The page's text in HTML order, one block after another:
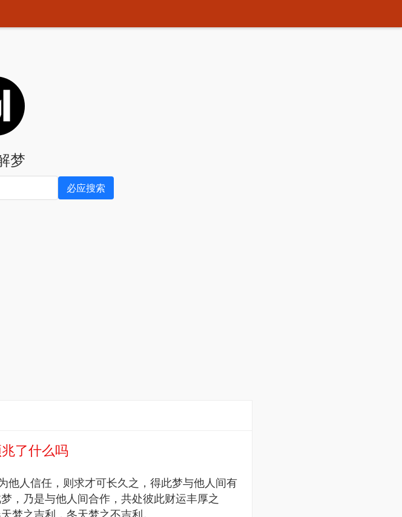
梦
必应搜索
了什么吗
人信任，则求才可长久之，得此梦与他人间有
，乃是与他人间合作，共处彼此财运丰厚之
梦之吉利，冬天梦之不吉利。